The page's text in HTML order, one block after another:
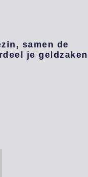
samen de
je geldzaken